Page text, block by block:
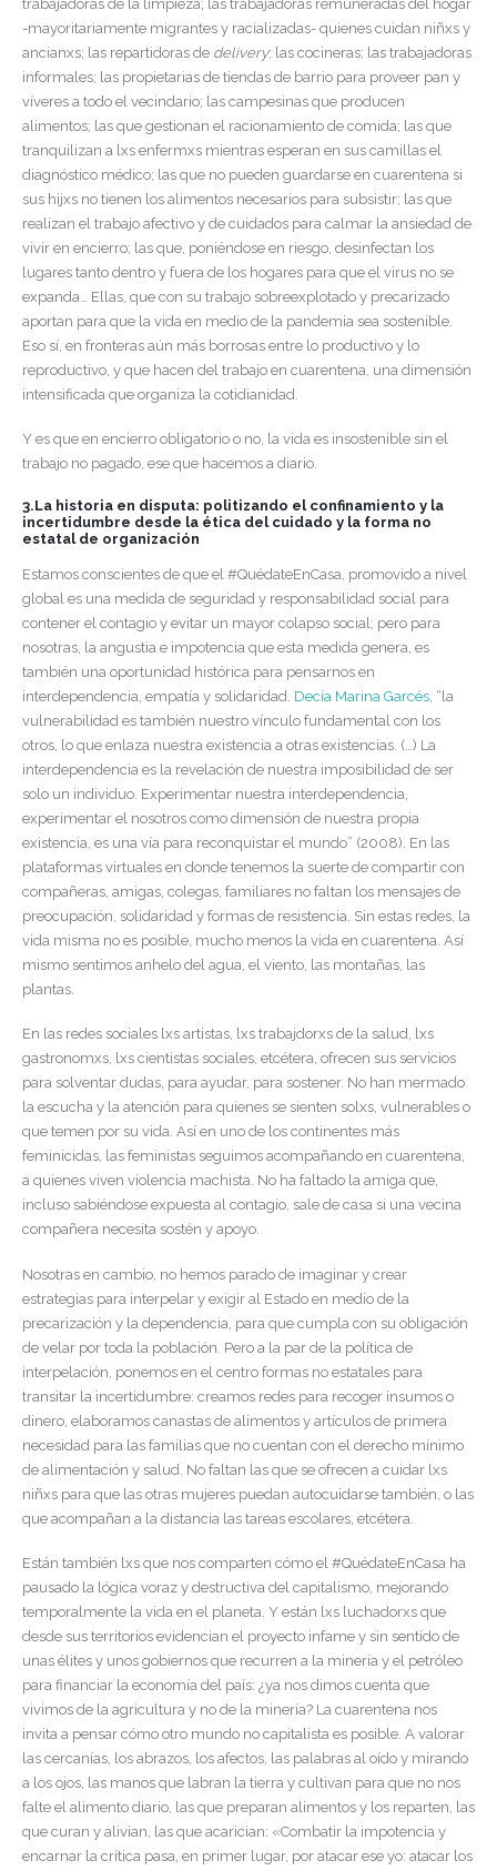
trabajadoras de la limpieza; las trabajadoras remuneradas del hogar
-mayoritariamente migrantes y racializadas- quienes cuidan niñxs y
ancianxs; las repartidoras de delivery; las cocineras; las trabajadoras
informales; las propietarias de tiendas de barrio para proveer pan y
víveres a todo el vecindario; las campesinas que producen
alimentos; las que gestionan el racionamiento de comida; las que
tranquilizan a lxs enfermxs mientras esperan en sus camillas el
diagnóstico médico; las que no pueden guardarse en cuarentena si
sus hijxs no tienen los alimentos necesarios para subsistir; las que
realizan el trabajo afectivo y de cuidados para calmar la ansiedad de
vivir en encierro; las que, poniéndose en riesgo, desinfectan los
lugares tanto dentro y fuera de los hogares para que el virus no se
expanda… Ellas, que con su trabajo sobreexplotado y precarizado
aportan para que la vida en medio de la pandemia sea sostenible.
Eso sí, en fronteras aún más borrosas entre lo productivo y lo
reproductivo, y que hacen del trabajo en cuarentena, una dimensión
intensificada que organiza la cotidianidad.
Y es que en encierro obligatorio o no, la vida es insostenible sin el
trabajo no pagado, ese que hacemos a diario.
3.La historia en disputa: politizando el confinamiento y la
incertidumbre desde la ética del cuidado y la forma no
estatal de organización
Estamos conscientes de que el #QuédateEnCasa, promovido a nivel
global es una medida de seguridad y responsabilidad social para
contener el contagio y evitar un mayor colapso social; pero para
nosotras, la angustia e impotencia que esta medida genera, es
también una oportunidad histórica para pensarnos en
interdependencia, empatía y solidaridad. Decía Marina Garcés , “la
vulnerabilidad es también nuestro vínculo fundamental con los
otros, lo que enlaza nuestra existencia a otras existencias. (…) La
interdependencia es la revelación de nuestra imposibilidad de ser
solo un individuo. Experimentar nuestra interdependencia,
experimentar el nosotros como dimensión de nuestra propia
existencia, es una vía para reconquistar el mundo” (2008). En las
plataformas virtuales en donde tenemos la suerte de compartir con
compañeras, amigas, colegas, familiares no faltan los mensajes de
preocupación, solidaridad y formas de resistencia. Sin estas redes, la
vida misma no es posible, mucho menos la vida en cuarentena. Así
mismo sentimos anhelo del agua, el viento, las montañas, las
plantas.
En las redes sociales lxs artistas, lxs trabajdorxs de la salud, lxs
gastronomxs, lxs cientistas sociales, etcétera, ofrecen sus servicios
para solventar dudas, para ayudar, para sostener. No han mermado
la escucha y la atención para quienes se sienten solxs, vulnerables o
que temen por su vida. Así en uno de los continentes más
feminicidas, las feministas seguimos acompañando en cuarentena,
a quienes viven violencia machista. No ha faltado la amiga que,
incluso sabiéndose expuesta al contagio, sale de casa si una vecina
compañera necesita sostén y apoyo.
Nosotras en cambio, no hemos parado de imaginar y crear
estrategias para interpelar y exigir al Estado en medio de la
precarización y la dependencia, para que cumpla con su obligación
de velar por toda la población. Pero a la par de la política de
interpelación, ponemos en el centro formas no estatales para
transitar la incertidumbre: creamos redes para recoger insumos o
dinero, elaboramos canastas de alimentos y artículos de primera
necesidad para las familias que no cuentan con el derecho mínimo
de alimentación y salud. No faltan las que se ofrecen a cuidar lxs
niñxs para que las otras mujeres puedan autocuidarse también, o las
que acompañan a la distancia las tareas escolares, etcétera.
Están también lxs que nos comparten cómo el #QuédateEnCasa ha
pausado la lógica voraz y destructiva del capitalismo, mejorando
temporalmente la vida en el planeta. Y están lxs luchadorxs que
desde sus territorios evidencian el proyecto infame y sin sentido de
unas élites y unos gobiernos que recurren a la minería y el petróleo
para financiar la economía del país: ¿ya nos dimos cuenta que
vivimos de la agricultura y no de la minería? La cuarentena nos
invita a pensar cómo otro mundo no capitalista es posible. A valorar
las cercanías, los abrazos, los afectos, las palabras al oído y mirando
a los ojos, las manos que labran la tierra y cultivan para que no nos
falte el alimento diario, las que preparan alimentos y los reparten, las
que curan y alivian, las que acarician: «Combatir la impotencia y
encarnar la crítica pasa, en primer lugar, por atacar ese yo: atacar los